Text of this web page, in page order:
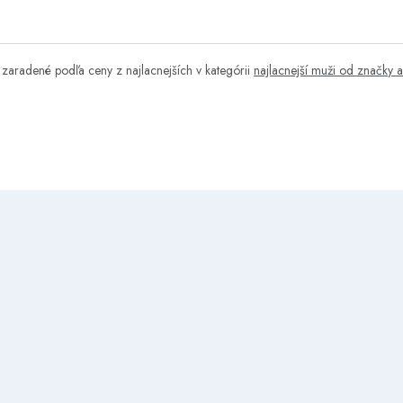
podľa ceny z najlacnejších v kategórii najlacnejší muži od značky